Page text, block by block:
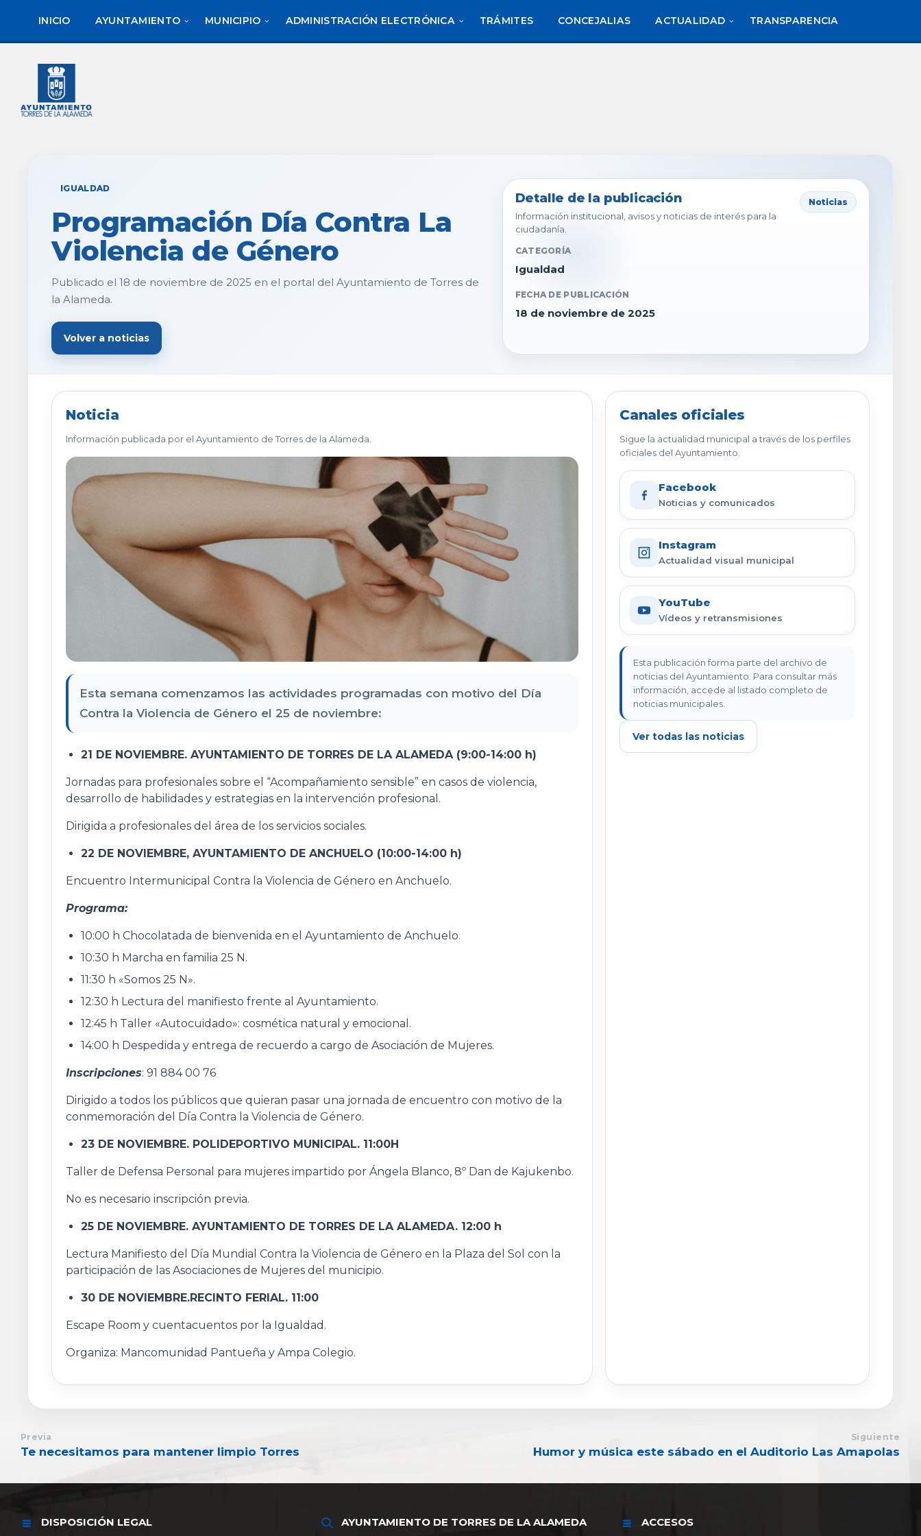
contenido
de
INICIO AYUNTAMIENTO MUNICIPIO ADMINISTRACIÓN ELECTRÓNICA TRÁMITES CONCEJALIAS ACTUALIDAD TRANSPARENCIA
IGUALDAD
Programación Día Contra La
Violencia de Género
Publicado el 18 de noviembre de 2025 en el portal del Ayuntamiento de Torres de
la Alameda.
Volver a noticias
Detalle de la publicación
Información institucional, avisos y noticias de interés para la
ciudadanía.
Noticias
CATEGORÍA
Igualdad
FECHA DE PUBLICACIÓN
18 de noviembre de 2025
Noticia
Información publicada por el Ayuntamiento de Torres de la Alameda.
Esta semana comenzamos las actividades programadas con motivo del Día
Contra la Violencia de Género el 25 de noviembre:
21 DE NOVIEMBRE. AYUNTAMIENTO DE TORRES DE LA ALAMEDA (9:00-14:00 h)
Jornadas para profesionales sobre el “Acompañamiento sensible” en casos de violencia,
desarrollo de habilidades y estrategias en la intervención profesional.
Dirigida a profesionales del área de los servicios sociales.
22 DE NOVIEMBRE, AYUNTAMIENTO DE ANCHUELO (10:00-14:00 h)
Encuentro Intermunicipal Contra la Violencia de Género en Anchuelo.
Programa:
10:00 h Chocolatada de bienvenida en el Ayuntamiento de Anchuelo.
10:30 h Marcha en familia 25 N.
11:30 h «Somos 25 N».
12:30 h Lectura del manifiesto frente al Ayuntamiento.
12:45 h Taller «Autocuidado»: cosmética natural y emocional.
14:00 h Despedida y entrega de recuerdo a cargo de Asociación de Mujeres.
Inscripciones: 91 884 00 76
Dirigido a todos los públicos que quieran pasar una jornada de encuentro con motivo de la
conmemoración del Día Contra la Violencia de Género.
23 DE NOVIEMBRE. POLIDEPORTIVO MUNICIPAL. 11:00H
Taller de Defensa Personal para mujeres impartido por Ángela Blanco, 8º Dan de Kajukenbo.
No es necesario inscripción previa.
25 DE NOVIEMBRE. AYUNTAMIENTO DE TORRES DE LA ALAMEDA. 12:00 h
Lectura Manifiesto del Día Mundial Contra la Violencia de Género en la Plaza del Sol con la
participación de las Asociaciones de Mujeres del municipio.
30 DE NOVIEMBRE.RECINTO FERIAL. 11:00
Escape Room y cuentacuentos por la Igualdad.
Organiza: Mancomunidad Pantueña y Ampa Colegio.
Canales oficiales
Sigue la actualidad municipal a través de los perfiles
oficiales del Ayuntamiento.
Facebook
Noticias y comunicados
Instagram
Actualidad visual municipal
YouTube
Vídeos y retransmisiones
Esta publicación forma parte del archivo de
noticias del Ayuntamiento. Para consultar más
información, accede al listado completo de
noticias municipales.
Ver todas las noticias
Previa
Te necesitamos para mantener limpio Torres
Siguiente
Humor y música este sábado en el Auditorio Las Amapolas
DISPOSICIÓN LEGAL AYUNTAMIENTO DE TORRES DE LA ALAMEDA ACCESOS